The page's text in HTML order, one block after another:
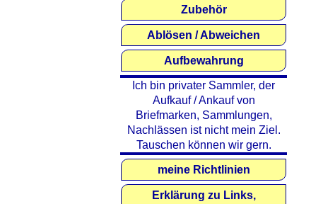
Zubehör
Ablösen / Abweichen
Aufbewahrung
Ich bin privater Sammler, der
Aufkauf / Ankauf von
Briefmarken, Sammlungen,
Nachlässen ist nicht mein Ziel.
Tauschen können wir gern.
meine Richtlinien
Erklärung zu Links,